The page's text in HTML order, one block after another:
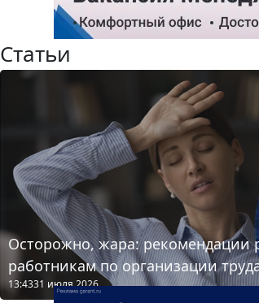
Статьи
Осторожно, жара: рекомендации
работникам по организации
13:4331 июля 2026